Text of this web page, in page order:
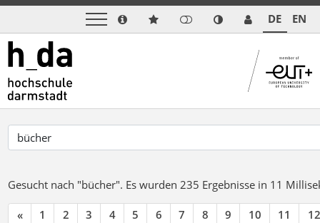
DE EN
Gesucht nach "bücher". Es wurden 235 Ergebnisse in 11
« 1 2 3 4 5 6 7 8 9 10 11 12